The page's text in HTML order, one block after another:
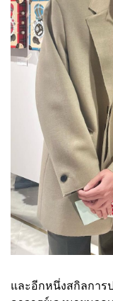
และอีกหนึ่งสกิลการ